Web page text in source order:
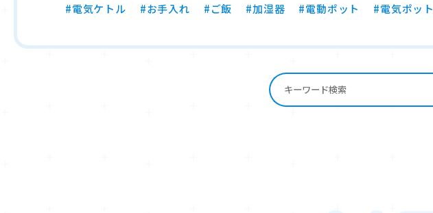
#電気ケトル #お手入れ #ご飯 #加湿器 #電動ポット #電気ポット